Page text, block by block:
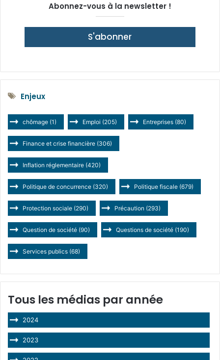
Abonnez-vous à la newsletter !
S'abonner
Enjeux
chômage (1) Emploi (205) Entreprises (80)
Finance et crise financière (306)
Inflation réglementaire (420)
Politique de concurrence (320) Politique fiscale (679)
Protection sociale (290) Précaution (293)
Question de société (90) Questions de société (190)
Services publics (68)
Tous les médias par année
2024
2023